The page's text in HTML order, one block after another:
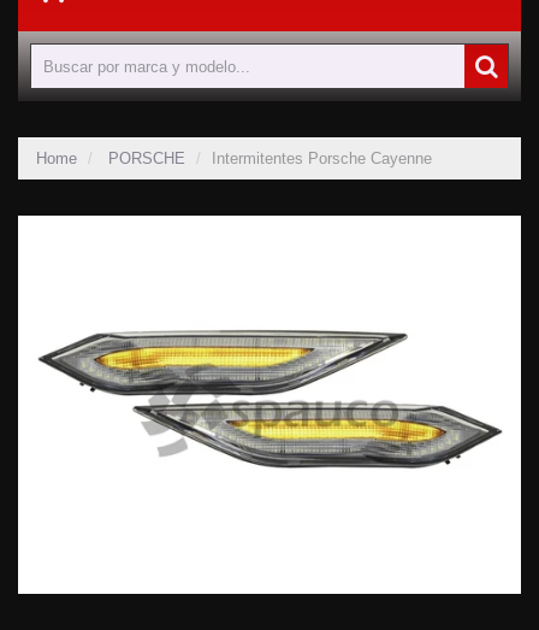
Home PORSCHE Intermitentes Porsche Cayenne